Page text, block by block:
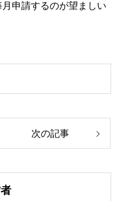
申請するのが望ましい
次の記事